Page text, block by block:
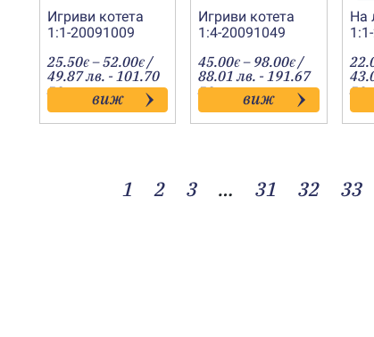
Игриви котета
1:1-20091009
25.50€ –52.00€Price
range:
25.50€
through
52.00€
/
49.87 лв. - 101.70
лв. виж
Игриви котета
1:4-20091049
45.00€ – 98.00€Price
range:
45.00€
through
98.00€
/
88.01 лв. - 191.67
лв. виж
На
лв.
1 2 3 … 31 32 33